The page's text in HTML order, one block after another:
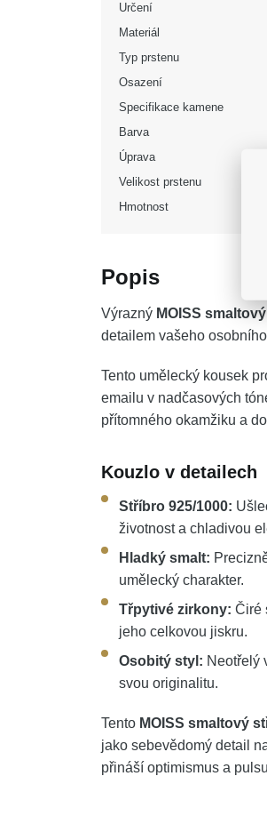
Určení
Materiál
Typ prstenu
Osazení
Specifikace kamene
Barva
Úprava
Velikost prstenu
Hmotnost
Popis
Výrazný MOISS
detailem vašeho
Tento umělecký kousek
emailu v nadčasových
přítomného okamžiku a
Kouzlo v detailech
Stříbro 925/1000:
životnost a chladivou
Hladký smalt:
umělecký charakter.
Třpytivé zirkony: Čiré
jeho celkovou jiskru.
Osobitý styl: Neotřelý
svou originalitu.
Tento MOISS smaltový
jako sebevědomý detail
přináší optimismus a